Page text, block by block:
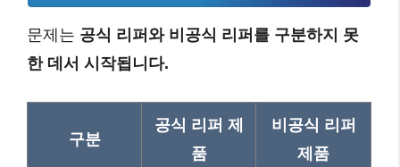
문제는 공식 리퍼와 비공식 리퍼를 구분하지 못
한 데서 시작됩니다.
구분
공식 리퍼 제
품
비공식 리퍼
제품